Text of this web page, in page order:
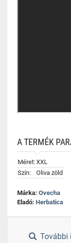
A TERMÉK
Méret:XXL
Szín:
Oliva zöld
Márka: Ovecha
Eladó: Herbatica
További